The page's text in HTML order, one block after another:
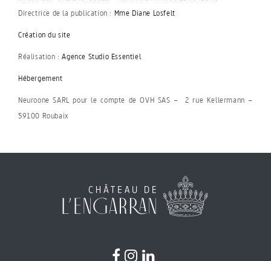
Directrice de la publication : Mme Diane Losfelt
Création du site
Réalisation :Agence Studio Essentiel
Hébergement
Neuroone SARL pour le compte de OVH SAS – 2 rue Kellermann –
59100 Roubaix